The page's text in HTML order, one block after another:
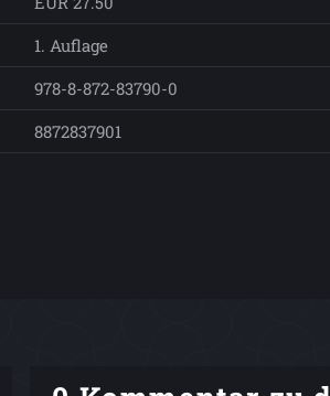
1. Auflage
978-8-872-83790-0
8872837901